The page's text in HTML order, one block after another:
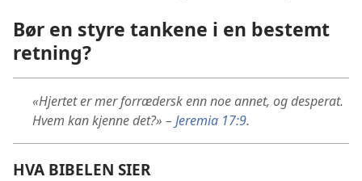
Bør en styre tankene i en bestemt
retning?
«Hjertet er mer forrædersk enn noe annet, og desperat.
Hvem kan kjenne det?» – Jeremia 17:9.
HVA BIBELEN SIER